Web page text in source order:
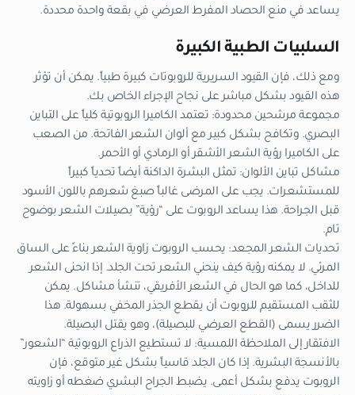
يساعد في منع الحصاد المفرط العرضي في بقعة واحدة محددة.
السلبيات الطبية الكبيرة
ومع ذلك، فإن القيود السريرية للروبوتات كبيرة طبياً. يمكن أن تؤثر
هذه القيود بشكل مباشر على نجاح الإجراء الخاص بك.
مجموعة مرشحين محدودة: تعتمد الكاميرا الروبوتية كلياً على التباين
البصري. وتكافح بشكل كبير مع ألوان الشعر الفاتحة. من الصعب
على الكاميرا رؤية الشعر الأشقر أو الرمادي أو الأحمر.
مشاكل تباين الألوان: تمثل البشرة الداكنة أيضاً تحدياً كبيراً
للمستشعرات. يجب على المرضى غالباً صبغ شعرهم باللون الأسود
قبل الجراحة. هذا يساعد الروبوت على “رؤية” بصيلات الشعر بوضوح
تام.
تحديات الشعر المجعد: يحسب الروبوت زاوية الشعر بناءً على الساق
المرئي. لا يمكنه رؤية كيف ينحني الشعر تحت الجلد. إذا انحنى الشعر
للداخل، كما هو الحال في الشعر الأفريقي، تنشأ مشاكل. يمكن
للثقب المستقيم للروبوت أن يقطع الجذر المخفي بسهولة. هذا
الضرر يسمى (القطع العرضي للبصيلة)، وهو يقتل البصيلة.
الافتقار إلى الملاحظة اللمسية: لا تستطيع الذراع الروبوتية “الشعور”
بالأنسجة البشرية. إذا كان الجلد قاسياً بشكل غير متوقع، فإن
الروبوت يدفع بشكل أعمى. يضبط الجراح البشري ضغطه أو زاويته